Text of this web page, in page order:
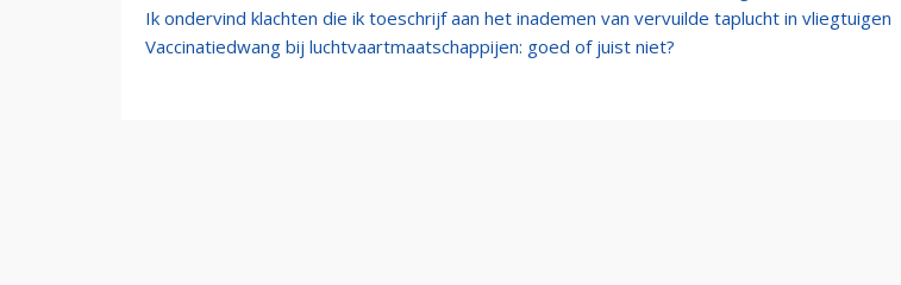
Ik ondervind klachten die ik toeschrijf aan het inademen van vervuilde taplucht in vliegtuigen
Vaccinatiedwang bij luchtvaartmaatschappijen: goed of juist niet?